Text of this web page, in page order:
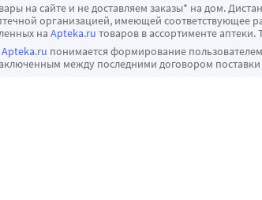
на сайте и не доставляем заказы* на дом.
организацией, имеющей соответствующее
на Apteka.ru товаров в ассортименте аптеки.
Apteka.ru понимается формирование
между последними договором поставки